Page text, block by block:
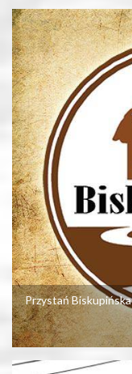
Przystań Biskupińska